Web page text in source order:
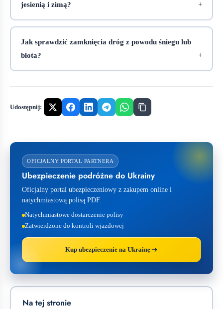
jesienią i zimą?
Jak sprawdzić zamknięcia dróg z powodu śniegu lub
błota?
Udostępnij:
OFICJALNY PORTAL PARTNERA
Ubezpieczenie podróżne do Ukrainy
Oficjalny portal ubezpieczeniowy z zakupem online i
natychmiastową polisą PDF.
Natychmiastowe dostarczenie polisy
Zatwierdzone do kontroli wjazdowej
Kup ubezpieczenie na Ukrainę
Na tej stronie